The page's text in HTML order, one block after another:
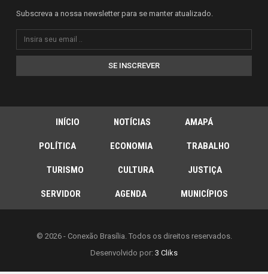
Subscreva a nossa newsletter para se manter atualizado.
SE INSCREVER
INÍCIO NOTÍCIAS AMAPÁ
POLÍTICA ECONOMIA TRABALHO
TURISMO CULTURA JUSTIÇA
SERVIDOR AGENDA MUNICÍPIOS
© 2026 - Conexão Brasília. Todos os direitos reservados.
Desenvolvido por: 3 Cliks